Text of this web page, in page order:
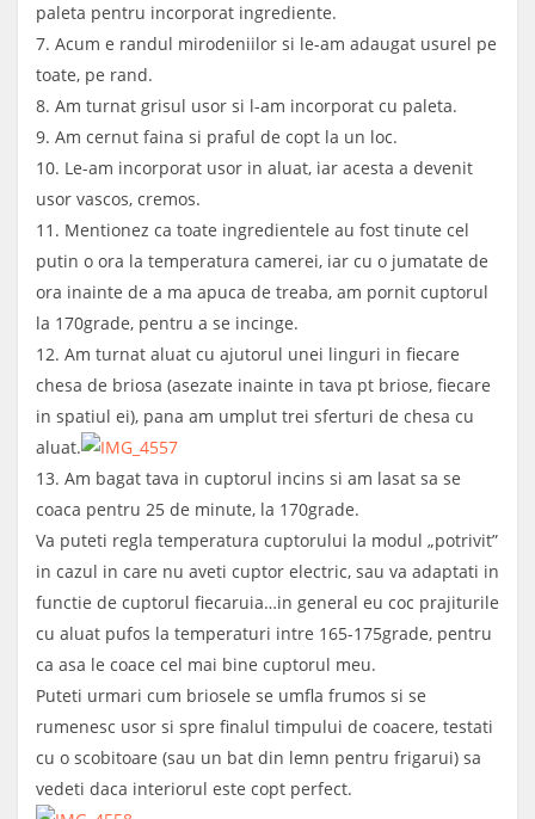
paleta pentru incorporat ingrediente.
7. Acum e randul mirodeniilor si le-am adaugat usurel pe
toate, pe rand.
8. Am turnat grisul usor si l-am incorporat cu paleta.
9. Am cernut faina si praful de copt la un loc.
10. Le-am incorporat usor in aluat, iar acesta a devenit
usor vascos, cremos.
11. Mentionez ca toate ingredientele au fost tinute cel
putin o ora la temperatura camerei, iar cu o jumatate de
ora inainte de a ma apuca de treaba, am pornit cuptorul
la 170grade, pentru a se incinge.
12. Am turnat aluat cu ajutorul unei linguri in fiecare
chesa de briosa (asezate inainte in tava pt briose, fiecare
in spatiul ei), pana am umplut trei sferturi de chesa cu
aluat.
13. Am bagat tava in cuptorul incins si am lasat sa se
coaca pentru 25 de minute, la 170grade.
Va puteti regla temperatura cuptorului la modul „potrivit”
in cazul in care nu aveti cuptor electric, sau va adaptati in
functie de cuptorul fiecaruia…in general eu coc prajiturile
cu aluat pufos la temperaturi intre 165-175grade, pentru
ca asa le coace cel mai bine cuptorul meu.
Puteti urmari cum briosele se umfla frumos si se
rumenesc usor si spre finalul timpului de coacere, testati
cu o scobitoare (sau un bat din lemn pentru frigarui) sa
vedeti daca interiorul este copt perfect.